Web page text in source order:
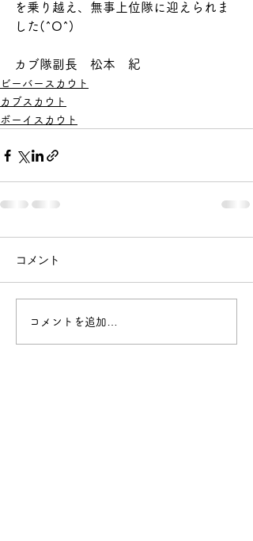
を乗り越え、無事上位隊に迎えられま
した(^O^)
カブ隊副長　松本　紀
ビーバースカウト
カブスカウト
ボーイスカウト
コメント
コメントを追加…